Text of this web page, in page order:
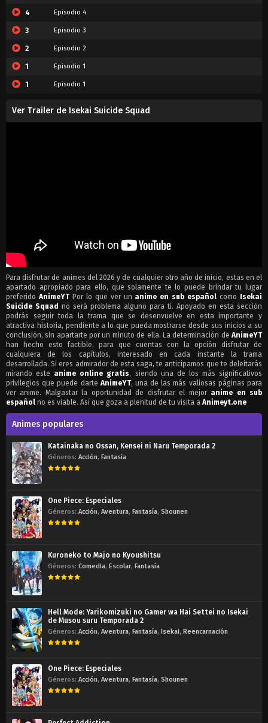
4 Episodio 4
3 Episodio 3
2 Episodio 2
1 Episodio 1
1 Episodio 1
Ver Trailer de Isekai Suicide Squad
Para disfrutar de animes del 2026 y de cualquier otro año de inicio, estas en el
apartado apropiado para ello, que solamente te lo puede brindar tu lugar
preferido AnimeYTPor lo que ver un anime en sub español como Isekai
Suicide Squad no será problema alguno para ti. Apoyado en esta sección
podrás seguir toda la trama que se desenvuelve en esta importante y
atractiva historia, pendiente a lo que pueda mostrarse desde sus inicios a su
conclusión, sin apartarte por un minuto de ella. La determinación de AnimeYT
han hecho esto factible, para que cuentas con la opción disfrutar de
cualquiera de los capítulos, interesado en cada instante la trama
desarrollada. Si eres admirador de esta saga, te anticipamos que te deleitarás
mirando este anime online gratis, siendo una de los más significativos
privilegios que puede darte AnimeYT, una de las más valiosas páginas para
ver anime. Malgastar la oportunidad de disfrutar el mejor anime en sub
español no es viable. Así que goza a plenitud de tu visita a Animeyt.one
Animes populares
Katainaka no Ossan, Kensei ni Naru Temporada 2
Géneros: Acción, Fantasía
One Piece: Especiales
Géneros: Acción, Aventura, Fantasía, Shounen
Kuroneko to Majo no Kyoushitsu
Géneros: Comedia, Escolar, Fantasía
Hell Mode: Yarikomizuki no Gamer wa Hai Settei no Isekai
de Musou suru Temporada 2
Géneros: Acción, Aventura, Fantasía, Isekai, Reencarnación
One Piece: Especiales
Géneros: Acción, Aventura, Fantasía, Shounen